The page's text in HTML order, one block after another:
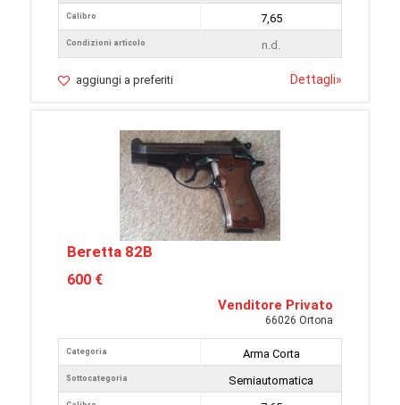
Calibro
Condizioni articolo
7,65
n.d.
aggiungi a preferiti Dettagli»
Beretta 82B
600 €
Venditore Privato
66026 Ortona
Categoria
Sottocategoria
Arma Corta
Semiautomatica